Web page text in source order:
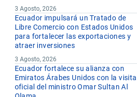
3 Agosto, 2026
Ecuador impulsará un Tratado de
Libre Comercio con Estados Unidos
para fortalecer las exportaciones y
atraer inversiones
3 Agosto, 2026
Ecuador fortalece su alianza con
Emiratos Árabes Unidos con la visita
oficial del ministro Omar Sultan Al